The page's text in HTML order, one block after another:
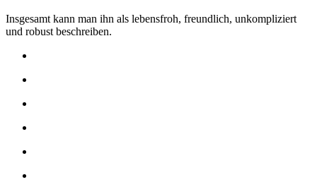
Insgesamt kann man ihn als lebensfroh, freundlich, unkompliziert
und robust beschreiben.